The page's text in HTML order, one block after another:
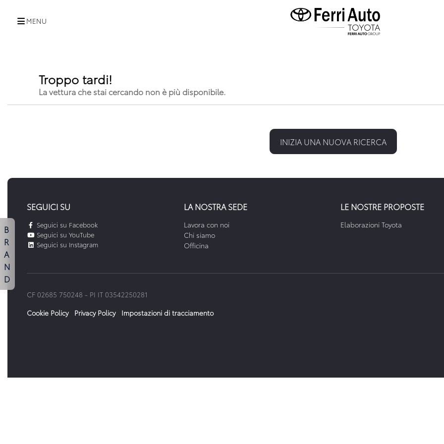
MENU
Troppo tardi!
La vettura che stai cercando non è più disponibile.
INIZIA UNA NUOVA RICERCA
SEGUICI SU
Seguici su Facebook
Seguici su YouTube
Seguici su Instagram
LA NOSTRA SEDE
Lavora con noi
Chi siamo
Officina
LE NOSTRE PROPOSTE
Elaborazioni Toyota
CF 02685 750248 - PI IT 03542250281
Cookie Policy
Privacy Policy Impostazioni di tracciamento
B
R
A
N
D